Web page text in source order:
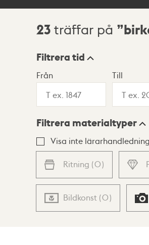
Sökresultat
23 träffar på
Visningsläge
Lista Karta
Filtrera tid
Från Till
Filtrera materialtyper
Visa inte
Ritning (0)
Bildkonst (0)